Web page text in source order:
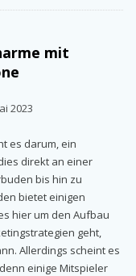
mit
2023
es darum, ein
direkt an einer
bis hin zu
bietet einigen
hier um den Aufbau
geht,
Allerdings scheint es
einige Mitspieler